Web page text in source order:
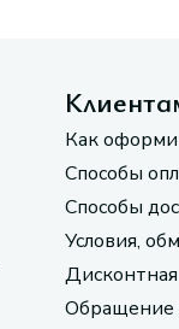
Как
Способы
Способы
Условия,
Обращение